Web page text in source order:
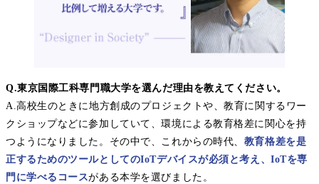
Q.東京国際工科専門職大学を選んだ理由を教えてください。
A.高校生のときに地方創成のプロジェクトや、教育に関するワー
クショップなどに参加していて、環境による教育格差に関心を持
つようになりました。その中で、これからの時代、 教育格差を是
正するためのツールとしてのIoTデバイスが必須と考え、IoTを専
門に学べるコースがある本学を選びました。